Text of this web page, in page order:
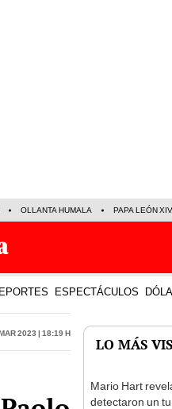
OLLANTA HUMALA PAPA LEÓN XIV
ESPECTÁCULOS
2023 | 18:19 h
LO MÁS
Mario Hart
detectaron un